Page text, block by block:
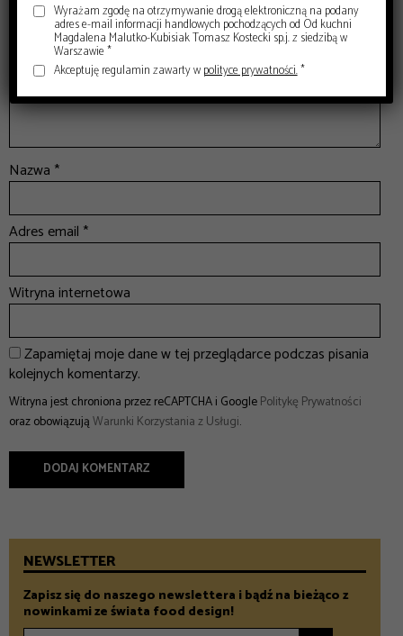
Nazwa *
Adres email *
Witryna internetowa
Zapamiętaj moje dane w tej przeglądarce podczas pisania
kolejnych komentarzy.
Witryna jest chroniona przez reCAPTCHA i GooglePolitykę Prywatności
oraz obowiązująWarunki Korzystania z Usługi.
NEWSLETTER
Zapisz się do naszego newslettera i bądź na bieżąco z
nowinkami ze świata food design!
Wyrażam zgodę na otrzymywanie drogą elektroniczną na podany
adres e-mail informacji handlowych pochodzących od Od kuchni
Magdalena Malutko-Kubisiak Tomasz Kostecki sp.j. z siedzibą w
Warszawie *
Akceptuję regulamin zawarty wpolityce prywatności.*